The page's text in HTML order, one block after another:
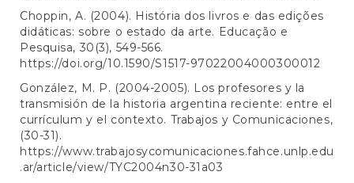
Choppin, A. (2004). História dos livros e das edições
didáticas: sobre o estado da arte. Educação e
Pesquisa, 30(3), 549-566.
https://doi.org/10.1590/S1517-97022004000300012
González, M. P. (2004-2005). Los profesores y la
transmisión de la historia argentina reciente: entre el
currículum y el contexto. Trabajos y Comunicaciones,
(30-31).
https://www.trabajosycomunicaciones.fahce.unlp.edu
.ar/article/view/TYC2004n30-31a03